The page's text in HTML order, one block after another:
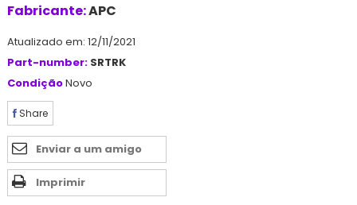
Fabricante:APC
Atualizado em: 12/11/2021
Part-number: SRTRK
CondiçãoNovo
Share
Enviar a um amigo
Imprimir